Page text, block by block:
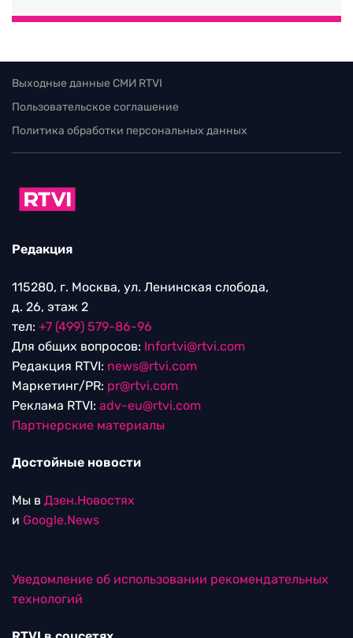
Выходные данные СМИ RTVI
Пользовательское соглашение
Политика обработки персональных данных
Редакция
115280, г. Москва, ул. Ленинская слобода,
д. 26, этаж 2
тел: +7 (499) 579-86-96
Для общих вопросов: Infortvi@rtvi.com
Редакция RTVI: news@rtvi.com
Маркетинг/PR: pr@rtvi.com
Реклама RTVI: adv-eu@rtvi.com
Партнерские материалы
Достойные новости
Мы в Дзен.Новостях
и Google.News
Уведомление об использовании рекомендательных
технологий